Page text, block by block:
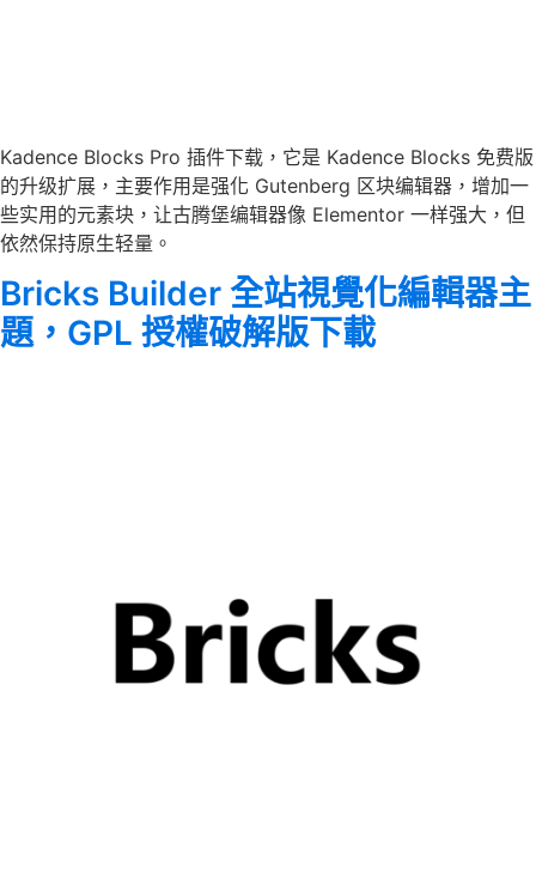
Kadence Blocks Pro 插件下载，它是 Kadence Blocks 免费版
的升级扩展，主要作用是强化 Gutenberg 区块编辑器，增加一
些实用的元素块，让古腾堡编辑器像 Elementor 一样强大，但
依然保持原生轻量。
Bricks Builder 全站視覺化編輯器主
題，GPL 授權破解版下載